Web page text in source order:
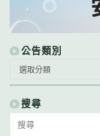
公告類別
類
別
選取分類
搜尋
for: